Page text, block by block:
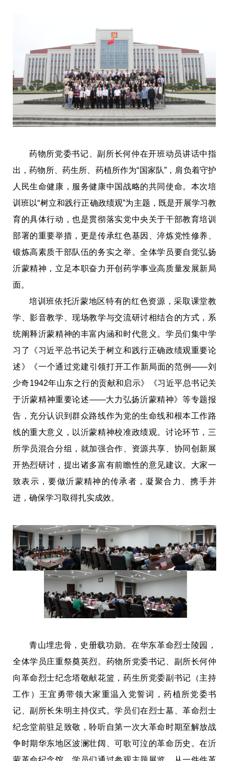
药物所党委书记、副所长何仲在开班动员讲话中指
出，药物所、药生所、药植所作为“国家队”，肩负着守护
人民生命健康，服务健康中国战略的共同使命。本次培
训班以“树立和践行正确政绩观”为主题，既是开展学习教
育的具体行动，也是贯彻落实党中央关于干部教育培训
部署的重要举措，更是传承红色基因、淬炼党性修养、
锻炼高素质干部队伍的务实之举。全体学员要自觉弘扬
沂蒙精神，立足本职奋力开创药学事业高质量发展新局
面。
培训班依托沂蒙地区特有的红色资源，采取课堂教
学、影音教学、现场教学与交流研讨相结合的方式，系
统阐释沂蒙精神的丰富内涵和时代意义。学员们集中学
习了《习近平总书记关于树立和践行正确政绩观重要论
述》《一个通过党建引领打开工作新局面的范例——刘
少奇1942年山东之行的贡献和启示》《习近平总书记关
于沂蒙精神重要论述——大力弘扬沂蒙精神》等专题报
告，充分认识到群众路线作为党的生命线和根本工作路
线的重大意义，以沂蒙精神校准政绩观。讨论环节，三
所学员混合分组，就加强合作、资源共享、协同创新展
开热烈研讨，提出诸多富有前瞻性的意见建议。大家一
致表示，要做沂蒙精神的传承者，凝聚合力、携手并
进，确保学习取得扎实成效。
青山埋忠骨，史册载功勋。在华东革命烈士陵园，
全体学员庄重祭奠英烈。药物所党委书记、副所长何仲
向革命烈士纪念塔敬献花篮，药生所党委副书记（主持
工作）王宜勇带领大家重温入党誓词，药植所党委书
记、副所长朱明主持仪式。学员们在烈士墓、革命烈士
纪念堂前驻足致敬，聆听自第一次大革命时期至解放战
争时期华东地区波澜壮阔、可歌可泣的革命历史。在沂